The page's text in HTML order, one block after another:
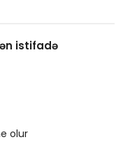
istifadə
olur